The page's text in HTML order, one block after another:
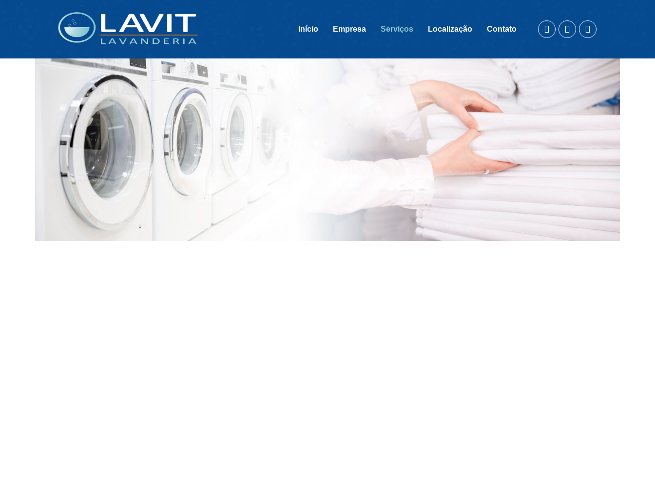
Início Empresa Serviços Localização Contato